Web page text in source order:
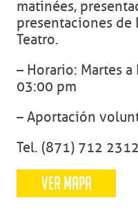
matinées,
presentaciones de
Teatro.
– Horario: Martes
03:00 pm
– Aportación
Tel. (871) 712 2312
VER MAPA